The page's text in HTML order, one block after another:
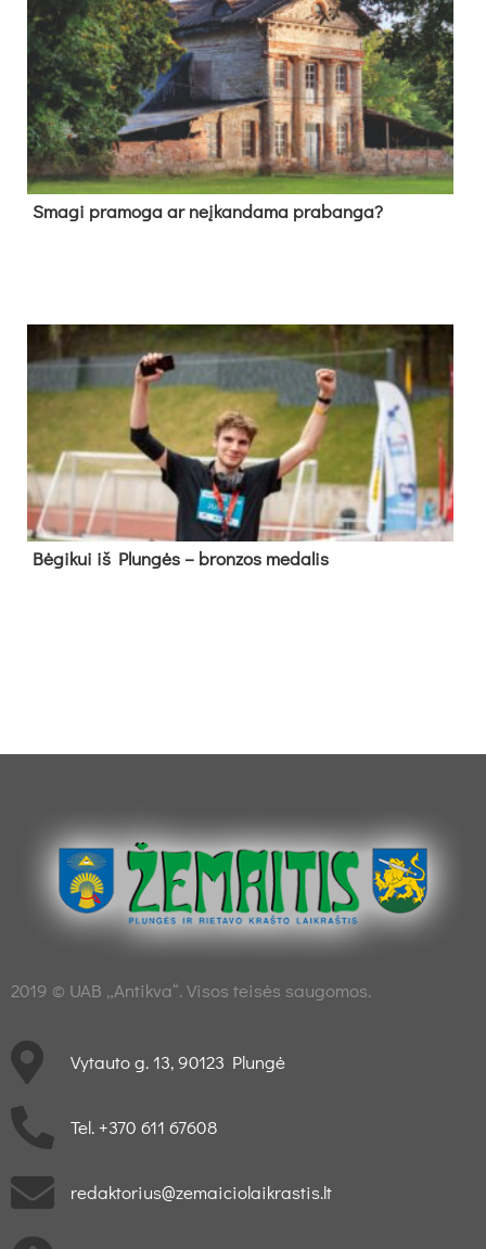
Sma­gi pra­mo­ga ar neį­kan­da­ma pra­ban­ga?
Bė­gi­kui iš Plun­gės – bron­zos me­da­lis
2019 © UAB „Antikva“. Visos teisės saugomos.
Vytauto g. 13, 90123 Plungė
Tel. +370 611 67608
redaktorius@zemaiciolaikrastis.lt